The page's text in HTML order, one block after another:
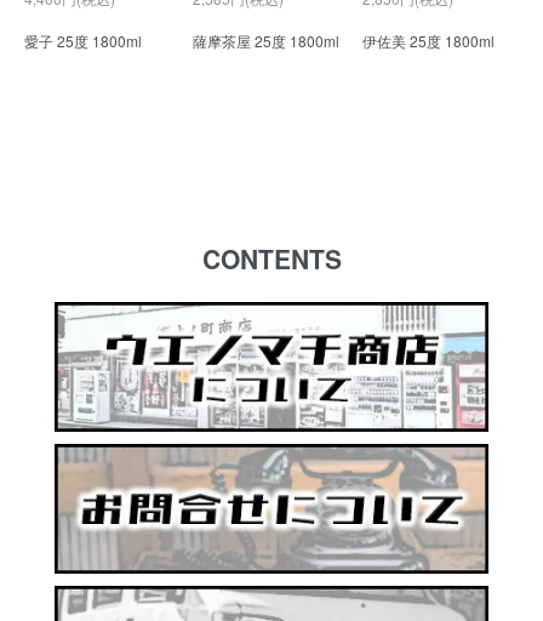
愛子 25度 1800ml 薩摩茶屋 25度 1800ml 伊佐美 25度 1800ml
CONTENTS